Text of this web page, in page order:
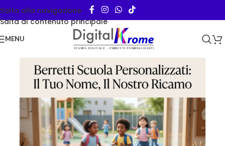
Salta alla navigazione
Salta al contenuto principale
MENU